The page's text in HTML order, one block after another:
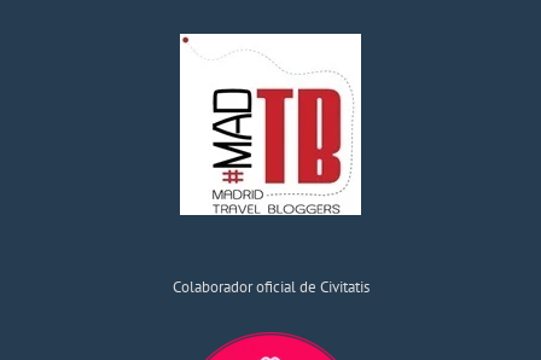
Colaborador oficial de Civitatis